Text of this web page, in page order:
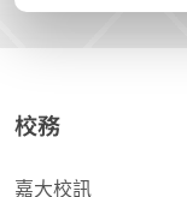
校務
嘉大校訊